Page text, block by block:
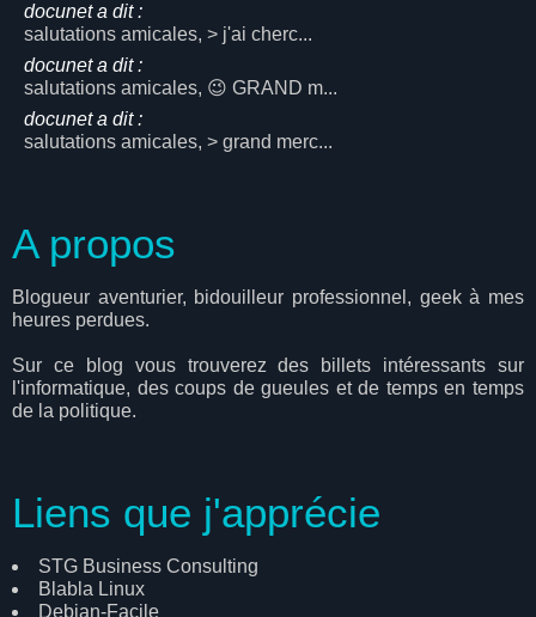
docunet a dit :
salutations amicales, > j'ai cherc...
docunet a dit :
salutations amicales, 😉 GRAND m...
docunet a dit :
salutations amicales, > grand merc...
A propos
Blogueur aventurier, bidouilleur professionnel, geek à mes
heures perdues.
Sur ce blog vous trouverez des billets intéressants sur
l'informatique, des coups de gueules et de temps en temps
de la politique.
Liens que j'apprécie
STG Business Consulting
Blabla Linux
Debian-Facile